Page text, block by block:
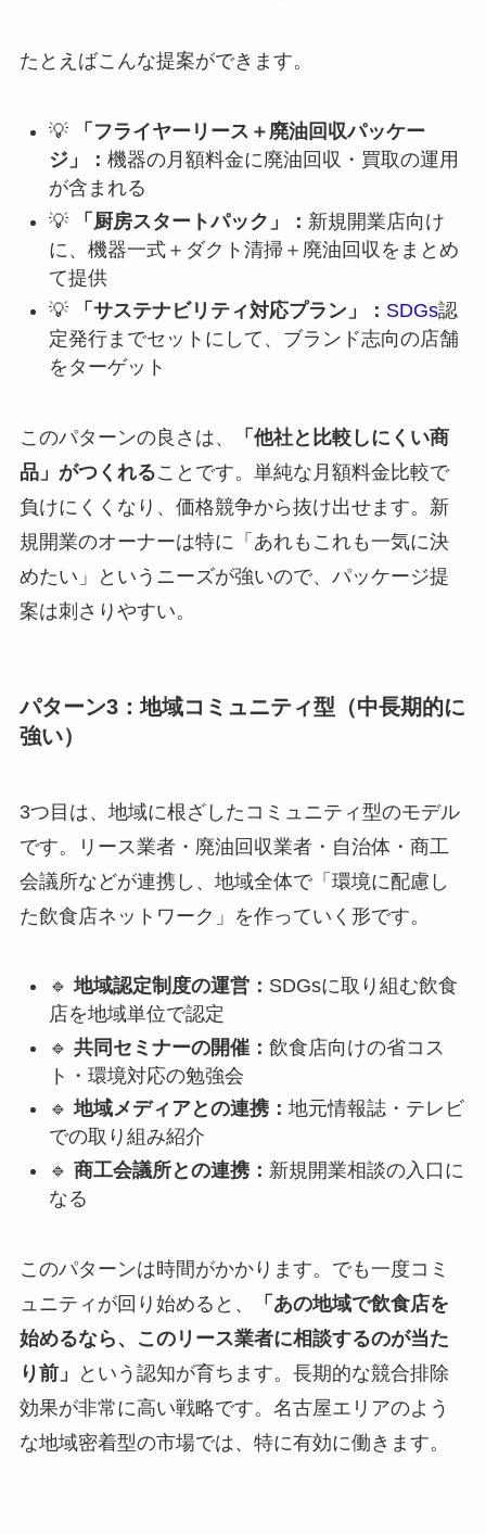
たとえばこんな提案ができます。
💡
「フライヤーリース＋廃油回収パッケー
ジ」： 機器の月額料金に廃油回収・買取の運用
が含まれる
💡
「厨房スタートパック」： 新規開業店向け
に、機器一式＋ダクト清掃＋廃油回収をまとめ
て提供
💡
「サステナビリティ対応プラン」： SDGs認
定発行までセットにして、ブランド志向の店舗
をターゲット
このパターンの良さは、
「他社と比較しにくい商
品」がつくれることです。単純な月額料金比較で
負けにくくなり、価格競争から抜け出せます。新
規開業のオーナーは特に「あれもこれも一気に決
めたい」というニーズが強いので、パッケージ提
案は刺さりやすい。
パターン3：地域コミュニティ型（中長期的に
強い）
3つ目は、地域に根ざしたコミュニティ型のモデル
です。リース業者・廃油回収業者・自治体・商工
会議所などが連携し、地域全体で「環境に配慮し
た飲食店ネットワーク」を作っていく形です。
🔹地域認定制度の運営： SDGsに取り組む飲食
店を地域単位で認定
🔹 共同セミナーの開催： 飲食店向けの省コス
ト・環境対応の勉強会
🔹地域メディアとの連携： 地元情報誌・テレビ
での取り組み紹介
🔹 商工会議所との連携： 新規開業相談の入口に
なる
このパターンは時間がかかります。でも一度コミ
ュニティが回り始めると、
「あの地域で飲食店を
始めるなら、このリース業者に相談するのが当た
り前」
という認知が育ちます。長期的な競合排除
効果が非常に高い戦略です。名古屋エリアのよう
な地域密着型の市場では、特に有効に働きます。